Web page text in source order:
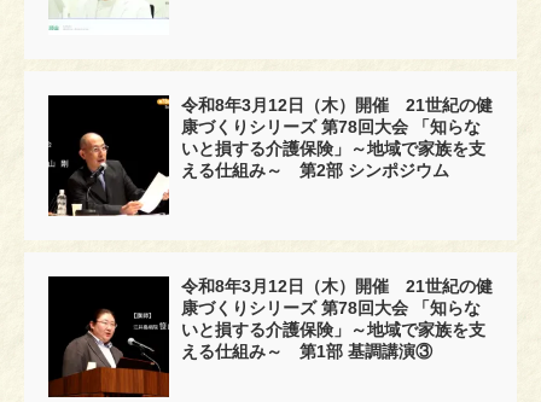
令和8年3月12日（木）開催 21世紀の健
康づくりシリーズ 第78回大会 「知らな
いと損する介護保険」～地域で家族を支
える仕組み～ 第2部 シンポジウム
令和8年3月12日（木）開催 21世紀の健
康づくりシリーズ 第78回大会 「知らな
いと損する介護保険」～地域で家族を支
える仕組み～ 第1部 基調講演③